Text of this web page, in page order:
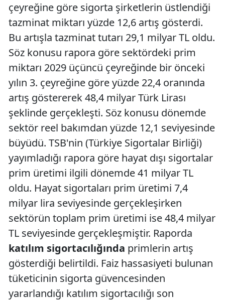
çeyreğine göre sigorta şirketlerin üstlendiği
tazminat miktarı yüzde 12,6 artış gösterdi.
Bu artışla tazminat tutarı 29,1 milyar TL oldu.
Söz konusu rapora göre sektördeki prim
miktarı 2029 üçüncü çeyreğinde bir önceki
yılın 3. çeyreğine göre yüzde 22,4 oranında
artış göstererek 48,4 milyar Türk Lirası
şeklinde gerçekleşti. Söz konusu dönemde
sektör reel bakımdan yüzde 12,1 seviyesinde
büyüdü. TSB'nin (Türkiye Sigortalar Birliği)
yayımladığı rapora göre hayat dışı sigortalar
prim üretimi ilgili dönemde 41 milyar TL
oldu. Hayat sigortaları prim üretimi 7,4
milyar lira seviyesinde gerçekleşirken
sektörün toplam prim üretimi ise 48,4 milyar
TL seviyesinde gerçekleşmiştir. Raporda
katılım sigortacılığında primlerin artış
gösterdiği belirtildi. Faiz hassasiyeti bulunan
tüketicinin sigorta güvencesinden
yararlandığı katılım sigortacılığı son